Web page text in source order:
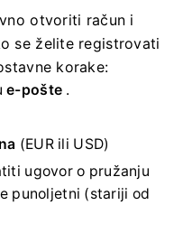
otvoriti račun i
se želite registrovati
korake:
e-pošte .
(EUR ili USD)
ugovor o pružanju
punoljetni (stariji od